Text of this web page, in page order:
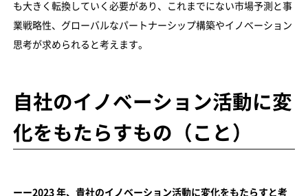
も大きく転換していく必要があり、これまでにない市場予測と事
業戦略性、グローバルなパートナーシップ構築やイノベーション
思考が求められると考えます。
自社のイノベーション活動に変
化をもたらすもの（こと）
ーー2023 年、貴社のイノベーション活動に変化をもたらすと考